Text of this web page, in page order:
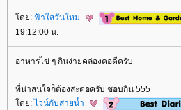
ดย: ฟ้าใสวันใหม่
19:12:00 น.
อาหารไข่ ๆ กินง่ายคล่องคอดีครับ
ที่น่าสนใจก็ต้องสะตอครับ ชอบกิน 555
ดย: ไวน์กับสายน้ำ